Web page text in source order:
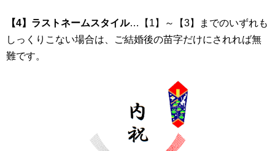
【4】ラストネームスタイル…【1】～【3】までのいずれも
しっくりこない場合は、ご結婚後の苗字だけにされれば無
難です。